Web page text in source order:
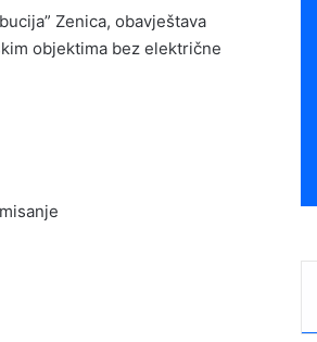
Zenica, obavještava
objektima bez električne